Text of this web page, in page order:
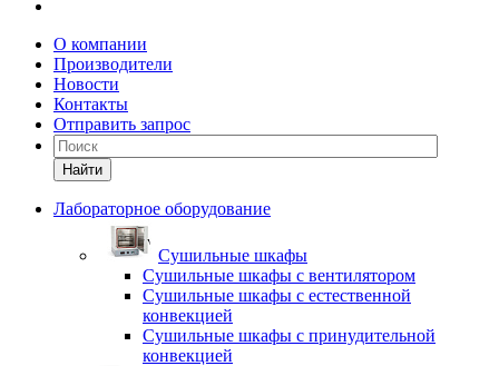
О компании
Производители
Новости
Контакты
Отправить запрос
Найти
Лабораторное оборудование
Cушильные шкафы
Сушильные шкафы с вентилятором
Сушильные шкафы с естественной
конвекцией
Сушильные шкафы с принудительной
конвекцией